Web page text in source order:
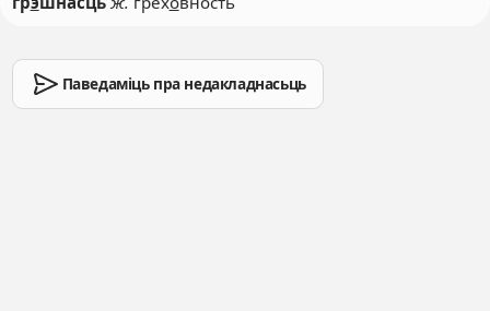
Паведаміць пра недакладнасьць